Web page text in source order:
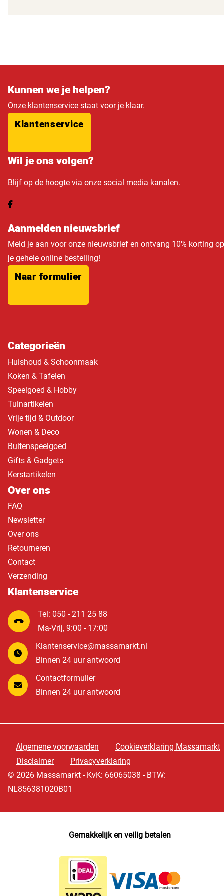
Kunnen we je helpen?
Onze klantenservice staat voor je klaar.
Klantenservice
Wil je ons volgen?
Blijf op de hoogte via onze social media kanalen.
Aanmelden nieuwsbrief
Meld je aan voor onze nieuwsbrief en ontvang 10% korting op
je gehele online bestelling!
Naar formulier
Categorieën
Huishoud & Schoonmaak
Koken & Tafelen
Speelgoed & Hobby
Tuinartikelen
Vrije tijd & Outdoor
Wonen & Deco
Buitenspeelgoed
Gifts & Gadgets
Kerstartikelen
Over ons
FAQ
Newsletter
Over ons
Retourneren
Contact
Verzending
Klantenservice
Tel: 050 - 211 25 88
Ma-Vrij, 9:00 - 17:00
Klantenservice@massamarkt.nl
Binnen 24 uur antwoord
Contactformulier
Binnen 24 uur antwoord
Algemene voorwaarden
Cookieverklaring Massamarkt
Disclaimer
Privacyverklaring
© 2026 Massamarkt - KvK: 66065038 - BTW:
NL856381020B01
Gemakkelijk en veilig betalen